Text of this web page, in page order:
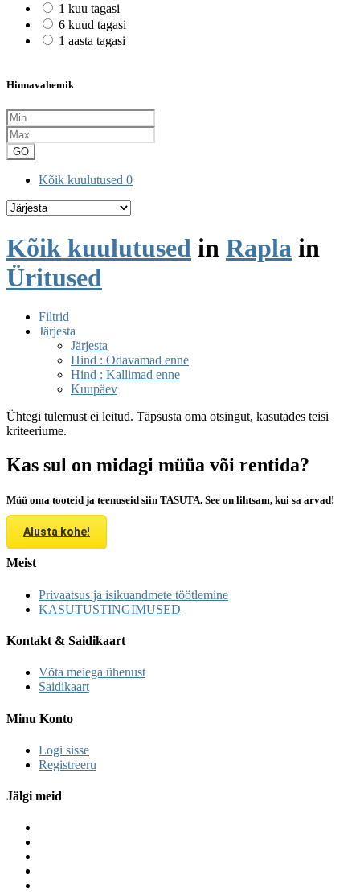
1 kuu tagasi
6 kuud tagasi
1 aasta tagasi
Hinnavahemik
GO
Kõik kuulutused 0
Kõik kuulutused in Rapla in
Üritused
Filtrid
Järjesta
Järjesta
Hind : Odavamad enne
Hind : Kallimad enne
Kuupäev
Ühtegi tulemust ei leitud. Täpsusta oma otsingut, kasutades teisi
kriteeriume.
Kas sul on midagi müüa või rentida?
Müü oma tooteid ja teenuseid siin TASUTA. See on lihtsam, kui sa arvad!
Alusta kohe!
Meist
Privaatsus ja isikuandmete töötlemine
KASUTUSTINGIMUSED
Kontakt & Saidikaart
Võta meiega ühenust
Saidikaart
Minu Konto
Logi sisse
Registreeru
Jälgi meid